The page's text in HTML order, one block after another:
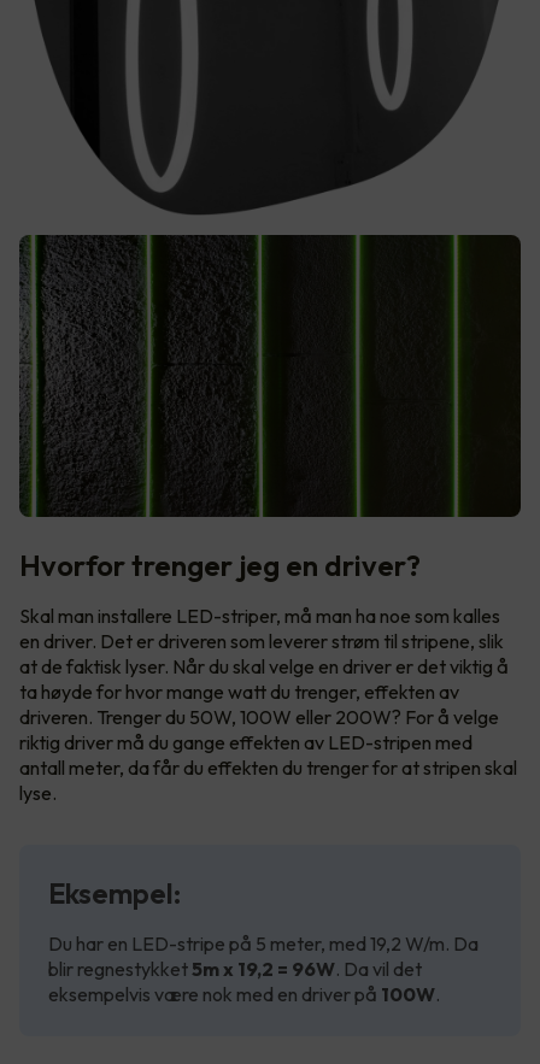
Hvorfor trenger jeg en driver?
Skal man installere LED-striper, må man ha noe som kalles
en driver. Det er driveren som leverer strøm til stripene, slik
at de faktisk lyser. Når du skal velge en driver er det viktig å
ta høyde for hvor mange watt du trenger, effekten av
driveren. Trenger du 50W, 100W eller 200W? For å velge
riktig driver må du gange effekten av LED-stripen med
antall meter, da får du effekten du trenger for at stripen skal
lyse.
Eksempel:
Du har en LED-stripe på 5 meter, med 19,2 W/m. Da
blir regnestykket5m x 19,2 = 96W. Da vil det
eksempelvis være nok med en driver på 100W.